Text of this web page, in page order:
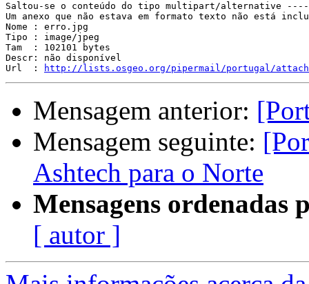
Saltou-se o conteúdo do tipo multipart/alternative
Um anexo que não estava em formato texto não está
Nome : erro.jpg
Tipo : image/jpeg
Tam  : 102101 bytes
Descr: não disponível
Url  :
http://lists.osgeo.org/pipermail/portugal/
Mensagem anterior:
Mensagem seguinte:
Ashtech para o Norte
Mensagens ordenadas
[ autor ]